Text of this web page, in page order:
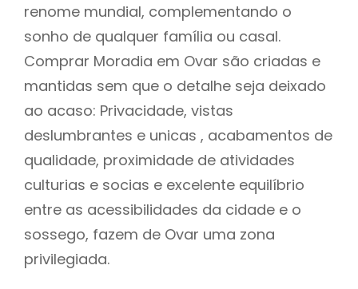
renome mundial, complementando o
sonho de qualquer família ou casal.
Comprar Moradia em Ovar são criadas e
mantidas sem que o detalhe seja deixado
ao acaso: Privacidade, vistas
deslumbrantes e unicas , acabamentos de
qualidade, proximidade de atividades
culturias e socias e excelente equilíbrio
entre as acessibilidades da cidade e o
sossego, fazem de Ovar uma zona
privilegiada.